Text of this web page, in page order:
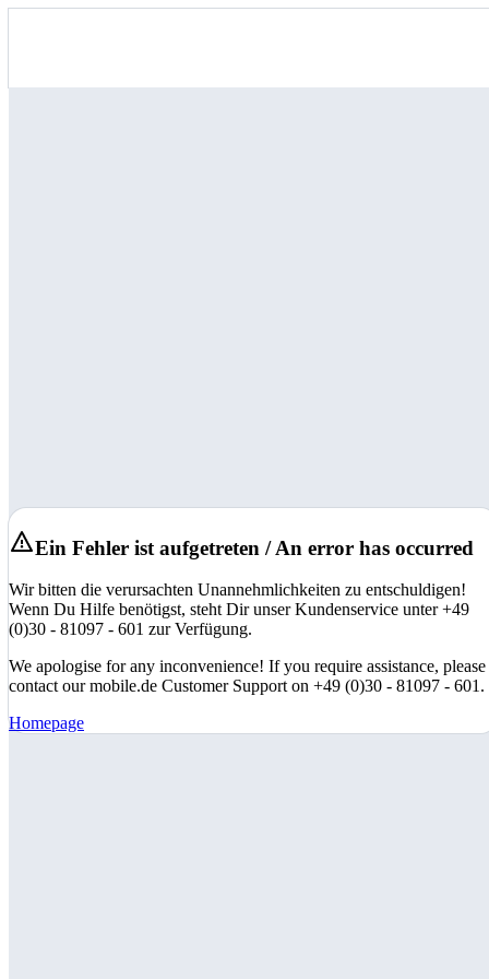
Ein Fehler ist aufgetreten / An error has occurred
Wir bitten die verursachten Unannehmlichkeiten zu entschuldigen!
Wenn Du Hilfe benötigst, steht Dir unser Kundenservice unter +49
(0)30 - 81097 - 601 zur Verfügung.
We apologise for any inconvenience! If you require assistance, please
contact our mobile.de Customer Support on +49 (0)30 - 81097 - 601.
Homepage